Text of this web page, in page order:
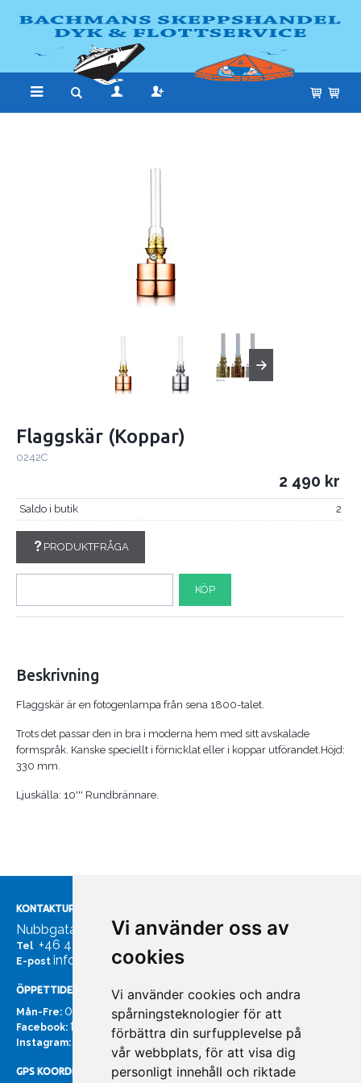
Vi använder oss av
cookies
Vi använder cookies och andra
spårningsteknologier för att
förbättra din surfupplevelse på
vår webbplats, för att visa dig
personligt innehåll och riktade
Flaggskär (Koppar)
0242C
2 490
Saldo i butik 2
PRODUKTFRÅGA
KÖP
Beskrivning
Flaggskär är en fotogenlampa från sena 1800-talet.
Trots det passar den in bra i moderna hem med sitt avskalade
formspråk. Kanske speciellt i förnicklat eller i koppar utförandet.Höjd:
330 mm.
Ljuskälla: 10''' Rundbrännare.
KONTAKTUPPGIFTER
Nubbgatan 7, 211 24 Malmö
Tel +46 40185561
E-post info@bachmans.se
ÖPPETTIDER
Mån-Fre: 07:00 - 16:00
Facebook: facebook.com/bachmans.se
Instagram: instagram.com/bachmans.se
GPS KOORDINATER